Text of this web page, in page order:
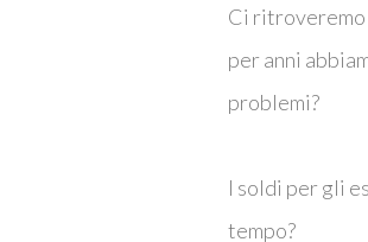
Ci ritroveremo
per anni
problemi?
I soldi per gli
tempo?